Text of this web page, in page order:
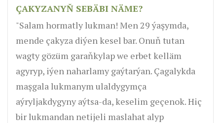
ÇAKYZANYŇ SEBÄBI NÄME?
"Salam hormatly lukman! Men 29 ýaşymda,
mende çakyza diýen kesel bar. Onuň tutan
wagty gözüm garaňkylap we erbet kelläm
agyryp, iýen naharlamy gaýtarýan. Çagalykda
maşgala lukmanym ulaldygymça
aýryljakdygyny aýtsa-da, keselim geçenok. Hiç
bir lukmandan netijeli maslahat alyp